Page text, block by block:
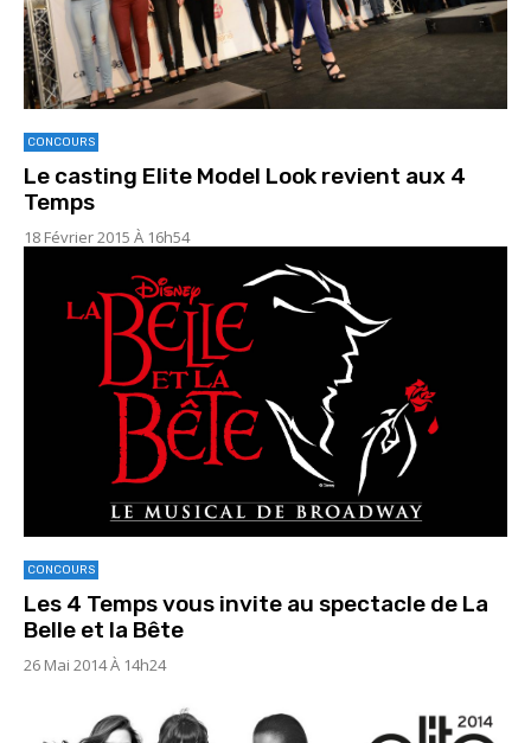
CONCOURS
Le casting Elite Model Look revient aux 4
Temps
18 Février 2015 À 16h54
CONCOURS
Les 4 Temps vous invite au spectacle de La
Belle et la Bête
26 Mai 2014 À 14h24